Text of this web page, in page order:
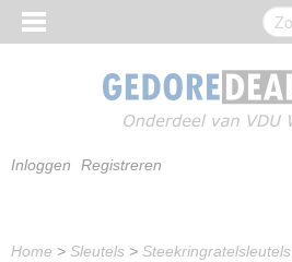
Inloggen Registreren
Home > Sleutels > Steekringratelsleutels